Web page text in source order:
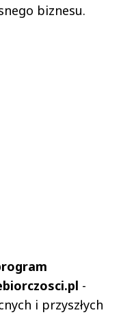
biznesu.
-
i przyszłych